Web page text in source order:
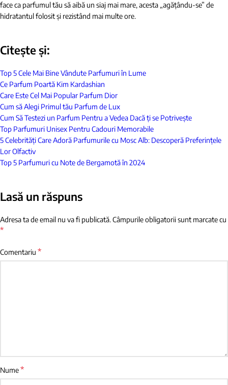
face ca parfumul tău să aibă un siaj mai mare, acesta „agățându-se” de
hidratantul folosit și rezistând mai multe ore.
Citește și:
Top 5 Cele Mai Bine Vândute Parfumuri în Lume
Ce Parfum Poartă Kim Kardashian
Care Este Cel Mai Popular Parfum Dior
Cum să Alegi Primul tău Parfum de Lux
Cum Să Testezi un Parfum Pentru a Vedea Dacă ți se Potrivește
Top Parfumuri Unisex Pentru Cadouri Memorabile
5 Celebrități Care Adoră Parfumurile cu Mosc Alb: Descoperă Preferințele
Lor Olfactiv
Top 5 Parfumuri cu Note de Bergamotă în 2024
Lasă un răspuns
Adresa ta de email nu va fi publicată.Câmpurile obligatorii sunt marcate cu
*
Comentariu *
Nume*